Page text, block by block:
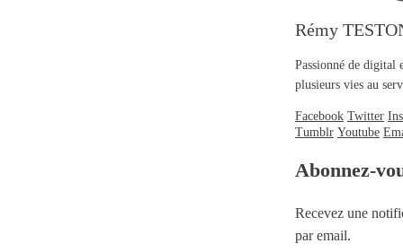
Rémy
Passionné de digital
plusieurs vies au
Facebook Twitter
Tumblr Youtube
Abonnez-
Recevez une
par email.